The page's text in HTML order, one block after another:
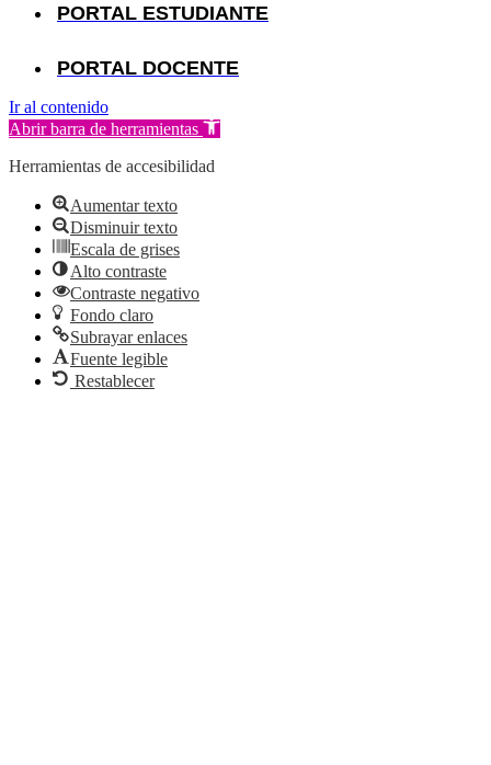
PORTAL ESTUDIANTE
PORTAL DOCENTE
Ir al contenido
Abrir barra de herramientas
Herramientas de accesibilidad
Aumentar texto
Disminuir texto
Escala de grises
Alto contraste
Contraste negativo
Fondo claro
Subrayar enlaces
Fuente legible
Restablecer